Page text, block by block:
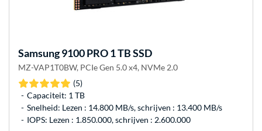
Samsung9100 PRO 1 TB SSD
MZ-VAP1T0BW, PCIe Gen 5.0 x4, NVMe 2.0
(5)
Capaciteit: 1 TB
Snelheid: Lezen : 14.800 MB/s, schrijven : 13.400 MB/s
IOPS: Lezen : 1.850.000, schrijven : 2.600.000